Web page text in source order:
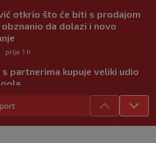
otkrio što će biti s prodajom
obznanio da dolazi i novo
prije 1 h
s partnerima kupuje veliki udio
Europsko prvenstvo u plivanju,
prva rezerva na 50m leptir